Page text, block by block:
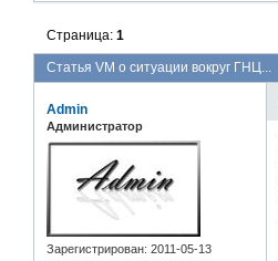
Статья VM о ситуации вокруг ГНЦ...
Страница:1
Admin
Администратор
Зарегистрирован: 2011-05-13